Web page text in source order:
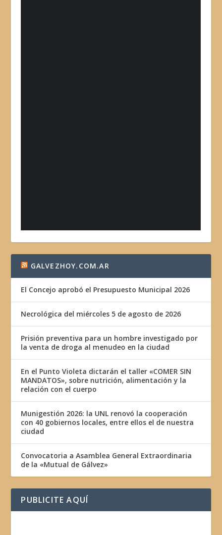
GALVEZHOY.COM.AR
El Concejo aprobó el Presupuesto Municipal 2026
Necrológica del miércoles 5 de agosto de 2026
Prisión preventiva para un hombre investigado por
la venta de droga al menudeo en la ciudad
En el Punto Violeta dictarán el taller «COMER SIN
MANDATOS», sobre nutrición, alimentación y la
relación con el cuerpo
Munigestión 2026: la UNL renovó la cooperación
con 40 gobiernos locales, entre ellos el de nuestra
ciudad
Convocatoria a Asamblea General Extraordinaria
de la «Mutual de Gálvez»
PUBLICITE AQUÍ